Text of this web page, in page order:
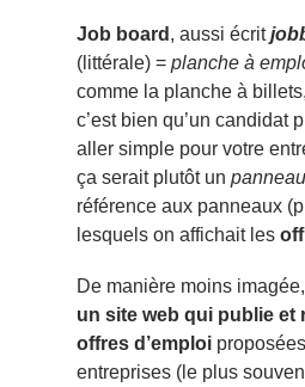
Job board , aussi écrit
(littérale) = planche à
comme la planche à
c’est bien qu’un candidat
aller simple pour votre
ça serait plutôt un
référence aux panneaux
lesquels on affichait les
De manière moins
un site web qui publie et
offres d’emploi
entreprises (le plus